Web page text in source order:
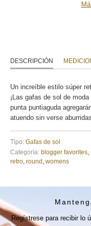
DESCRIPCIÓN
Un increíble estilo súper
¡Las gafas de sol de
punta puntiaguda
atuendo sin verse
Tipo: Gafas de sol
Categoría: blogger favorites
retro round womens
Regístrese para recibir lo